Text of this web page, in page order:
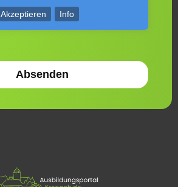
Akzeptieren Info